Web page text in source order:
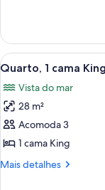
para
cidade
1
quarto,
vista
a
cidade
Carrega
todas
as
fotos
de
Quarto,
1
7
Quarto, 1 cama
Vista do mar
28 m²
Acomoda 3
1 cama King
Mais detalhes
Mais